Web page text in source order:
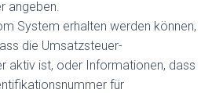
angeben.
System erhalten werden können,
die Umsatzsteuer-
aktiv ist, oder Informationen, dass
für